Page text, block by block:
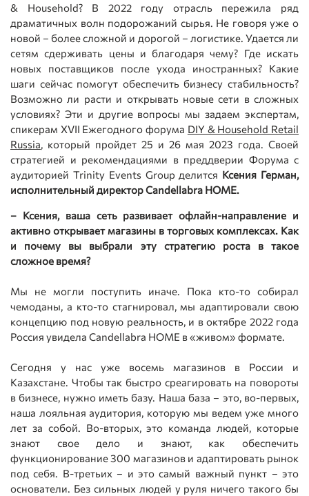
& Household? В 2022 году отрасль пережила ряд
драматичных волн подорожаний сырья. Не говоря уже о
новой – более сложной и дорогой – логистике. Удается ли
сетям сдерживать цены и благодаря чему? Где искать
новых поставщиков после ухода иностранных? Какие
шаги сейчас помогут обеспечить бизнесу стабильность?
Возможно ли расти и открывать новые сети в сложных
условиях? Эти и другие вопросы мы задаем экспертам,
спикерам XVII Ежегодного форума DIY & Household Retail
Russia, который пройдет 25 и 26 мая 2023 года. Своей
стратегией и рекомендациями в преддверии Форума с
аудиторией Trinity Events Group делится Ксения Герман,
исполнительный директор Candellabra HOME.
– Ксения, ваша сеть развивает офлайн-направление и
активно открывает магазины в торговых комплексах. Как
и почему вы выбрали эту стратегию роста в такое
сложное время?
Мы не могли поступить иначе. Пока кто-то собирал
чемоданы, а кто-то стагнировал, мы адаптировали свою
концепцию под новую реальность, и в октябре 2022 года
Россия увидела Candellabra HOME в «живом» формате.
Сегодня у нас уже восемь магазинов в России и
Казахстане. Чтобы так быстро среагировать на повороты
в бизнесе, нужно иметь базу. Наша база – это, во-первых,
наша лояльная аудитория, которую мы ведем уже много
лет за собой. Во-вторых, это команда людей, которые
знают свое дело и знают, как обеспечить
функционирование 300 магазинов и адаптировать рынок
под себя. В-третьих – и это самый важный пункт – это
основатели. Без сильных людей у руля ничего такого бы